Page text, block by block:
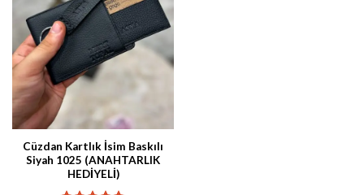
Cüzdan Kartlık İsim Baskılı
Siyah 1025 (ANAHTARLIK
HEDİYELİ)